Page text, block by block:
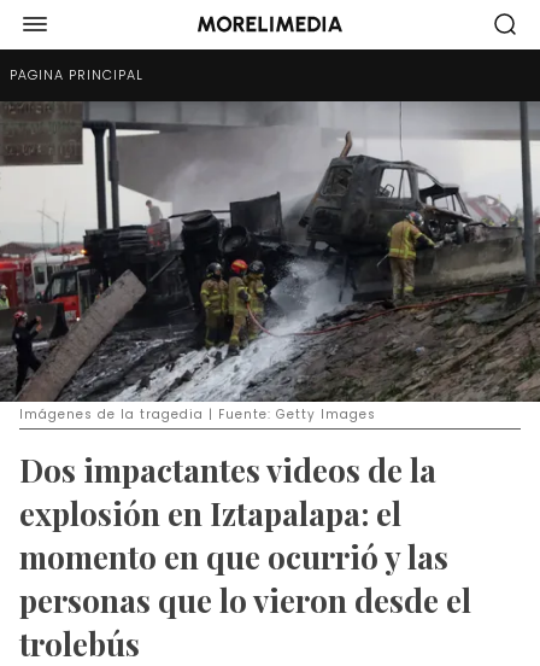
PÁGINA PRINCIPAL
Imágenes de la tragedia | Fuente: Getty Images
Dos impactantes videos de la
explosión en Iztapalapa: el
momento en que ocurrió y las
personas que lo vieron desde el
trolebús